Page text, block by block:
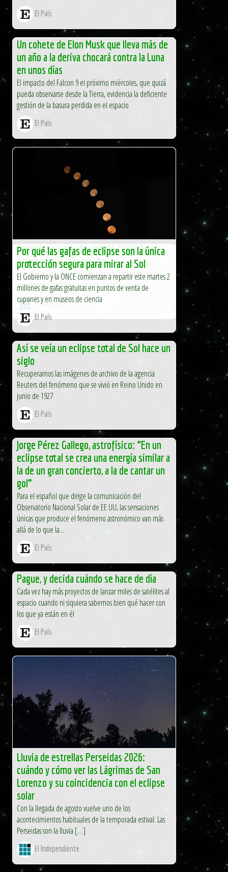
El País
Un cohete de Elon Musk que lleva más de
un año a la deriva chocará contra la Luna
en unos días
El impacto del Falcon 9 el próximo miércoles, que quizá
pueda observarse desde la Tierra, evidencia la deficiente
gestión de la basura perdida en el espacio
El País
Calendario lunar de agosto 2026: fases,
eclipse solar y Perseidas
El mes más esperado del año para los aficionados a la
astronomía ya está aquí. Agosto de 2026 no solo […]
El Independiente
Por qué las gafas de eclipse son la única
protección segura para mirar al Sol
El Gobierno y la ONCE comienzan a repartir este martes 2
millones de gafas gratuitas en puntos de venta de
cupones y en museos de ciencia
El País
Así se veía un eclipse total de Sol hace un
siglo
Recuperamos las imágenes de archivo de la agencia
Reuters del fenómeno que se vivió en Reino Unido en
junio de 1927
El País
Jorge Pérez Gallego, astrofísico: “En un
eclipse total se crea una energía similar a
la de un gran concierto, a la de cantar un
gol”
Para el español que dirige la comunicación del
Observatorio Nacional Solar de EE UU, las sensaciones
únicas que produce el fenómeno astronómico van más
allá de lo que la...
El País
Pague, y decida cuándo se hace de día
Cada vez hay más proyectos de lanzar miles de satélites al
espacio cuando ni siquiera sabemos bien qué hacer con
los que ya están en él
El País
Lluvia de estrellas Perseidas 2026:
cuándo y cómo ver las Lágrimas de San
Lorenzo y su coincidencia con el eclipse
solar
Con la llegada de agosto vuelve uno de los
acontecimientos habituales de la temporada estival. Las
Perseidas son la lluvia […]
El Independiente